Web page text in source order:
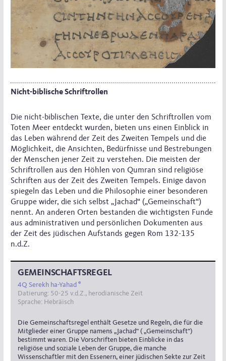
Nicht-biblische Schriftrollen
Die nicht-biblischen Texte, die unter den Schriftrollen vom
Toten Meer entdeckt wurden, bieten uns einen Einblick in
das Leben während der Zeit des Zweiten Tempels und die
Möglichkeit, die Ansichten, Bedürfnisse und Bestrebungen
der Menschen jener Zeit zu verstehen. Die meisten der
Schriftrollen aus den Höhlen von Qumran sind religiöse
Schriften aus der Zeit des Zweiten Tempels. Einige davon
spiegeln das Leben und die Philosophie einer besonderen
Gruppe wider, die sich selbst „Jachad“ („Gemeinschaft“)
nennt. An anderen Orten bestanden die wichtigsten Funde
aus administrativen und persönlichen Dokumenten aus
der Zeit des jüdischen Aufstands gegen Rom 132-135
n.d.Z.
GEMEINSCHAFTSREGEL
4Q Serekh ha-Yahad e
Datierung: 50-25 v.d.Z., herodianische Zeit
Sprache: Hebräisch
Die Gemeinschaftsregel enthält Gesetze und Regeln, die für die
Mitglieder einer Gruppe namens „Jachad“ ( „Gemeinschaft“)
bestimmt waren. Die Vorschriften bieten Einblicke in das
religiöse und soziale Leben der Gruppe, die manche
Wissenschaftler mit den Essenern, einer jüdischen Sekte zur Zeit